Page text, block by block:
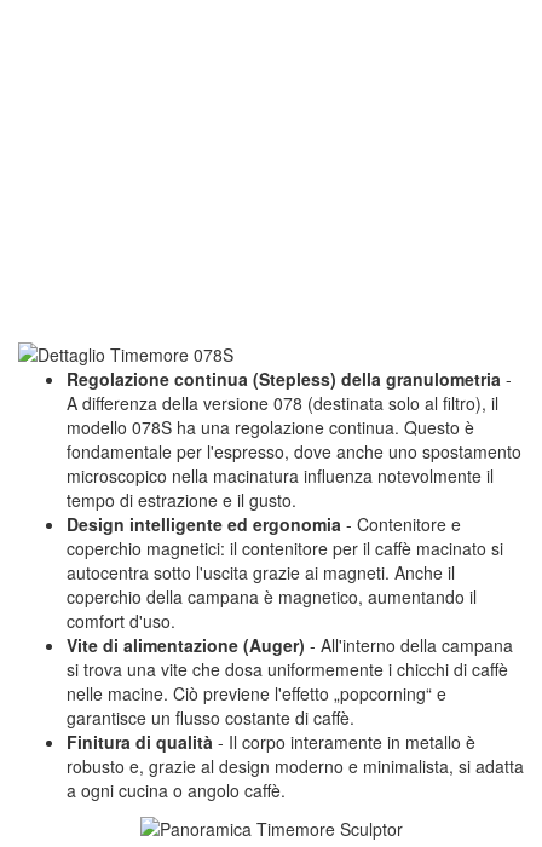
Regolazione continua (Stepless) della granulometria -
A differenza della versione 078 (destinata solo al filtro), il
modello 078S ha una regolazione continua. Questo è
fondamentale per l'espresso, dove anche uno spostamento
microscopico nella macinatura influenza notevolmente il
tempo di estrazione e il gusto.
Design intelligente ed ergonomia - Contenitore e
coperchio magnetici: il contenitore per il caffè macinato si
autocentra sotto l'uscita grazie ai magneti. Anche il
coperchio della campana è magnetico, aumentando il
comfort d'uso.
Vite di alimentazione (Auger) - All'interno della campana
si trova una vite che dosa uniformemente i chicchi di caffè
nelle macine. Ciò previene l'effetto „popcorning“ e
garantisce un flusso costante di caffè.
Finitura di qualità - Il corpo interamente in metallo è
robusto e, grazie al design moderno e minimalista, si adatta
a ogni cucina o angolo caffè.